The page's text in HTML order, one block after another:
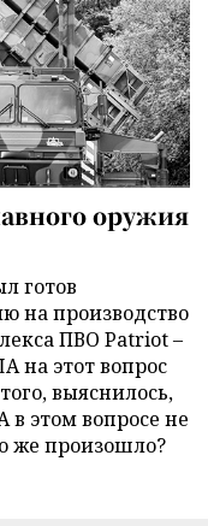
оружия
готов
на производство
ПВО Patriot –
на этот вопрос
выяснилось,
этом вопросе не
же произошло?